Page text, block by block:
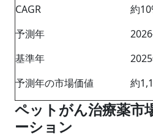
CAGR
約
予測年
基準年
予測年の市場価値
約
ペットがん治療薬市
ーション